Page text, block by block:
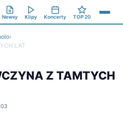
Newsy Klipy Koncerty TOP 20
›
LAT
Z TAMTYCH